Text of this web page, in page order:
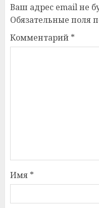
Ваш адрес email не
Обязательные поля
Комментарий *
Имя *